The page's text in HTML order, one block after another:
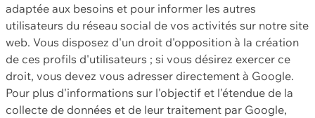
adaptée aux besoins et pour informer les autres
utilisateurs du réseau social de vos activités sur notre site
web. Vous disposez d'un droit d'opposition à la création
de ces profils d'utilisateurs ; si vous désirez exercer ce
droit, vous devez vous adresser directement à Google.
Pour plus d'informations sur l'objectif et l'étendue de la
collecte de données et de leur traitement par Google,